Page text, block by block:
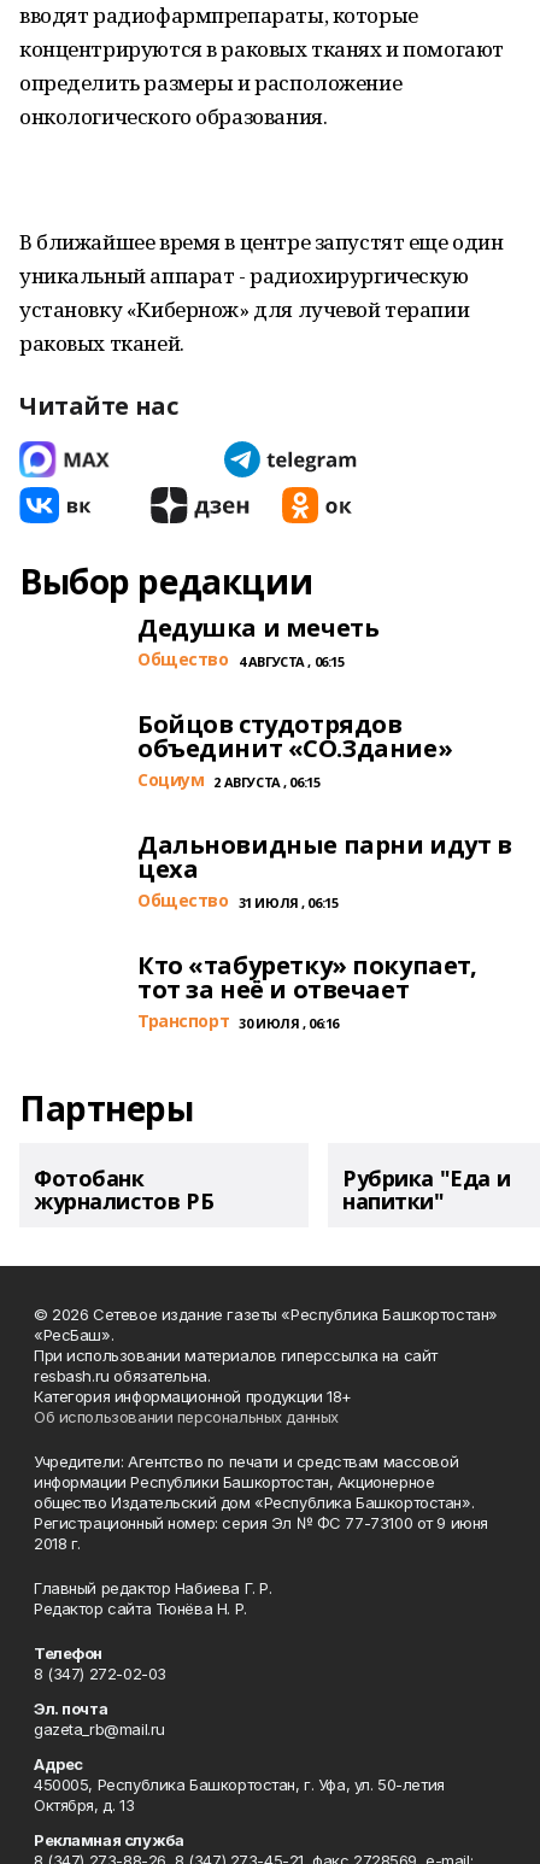
вводят радиофармпрепараты, которые
концентрируются в раковых тканях и помогают
определить размеры и расположение
онкологического образования.
В ближайшее время в центре запустят еще один
уникальный аппарат - радиохирургическую
установку «Кибернож» для лучевой терапии
раковых тканей.
Читайте нас
Выбор редакции
Дедушка и мечеть
Общество 4 АВГУСТА , 06:15
Бойцов студотрядов
объединит «СО.Здание»
Cоциум 2 АВГУСТА , 06:15
Дальновидные парни идут в
цеха
Общество 31 ИЮЛЯ , 06:15
Кто «табуретку» покупает,
тот за неё и отвечает
Транспорт 30 ИЮЛЯ , 06:16
Партнеры
Фотобанк
журналистов РБ
Рубрика "Еда и
напитки"
© 2026 Сетевое издание газеты «Республика Башкортостан»
«РесБаш».
При использовании материалов гиперссылка на сайт
resbash.ru обязательна.
Категория информационной продукции 18+
Об использовании персональных данных
Учредители: Агентство по печати и средствам массовой
информации Республики Башкортостан, Акционерное
общество Издательский дом «Республика Башкортостан».
Регистрационный номер: серия Эл № ФС 77-73100 от 9 июня
2018 г.
Главный редактор Набиева Г. Р.
Редактор сайта Тюнёва Н. Р.
Телефон
8 (347) 272-02-03
Эл. почта
gazeta_rb@mail.ru
Адрес
450005, Республика Башкортостан, г. Уфа, ул. 50-летия
Октября, д. 13
Рекламная служба